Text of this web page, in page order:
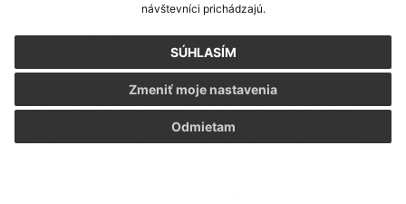
návštevníci prichádzajú.
SÚHLASÍM
Odmietam
Zmeniť moje nastavenia
nesplní podmienky rozhodnutia o
dodatočnom povolení stavby.
Ak stavba bola začatá bez právoplatného
stavebného povolenia, t. j. stavebné povolenie
nenadobudlo právoplatnosť aj napriek tomu, že